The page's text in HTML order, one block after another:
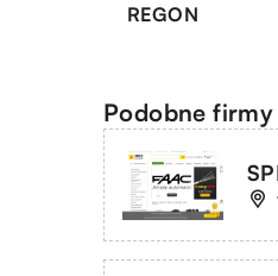
REGON
Podobne firmy